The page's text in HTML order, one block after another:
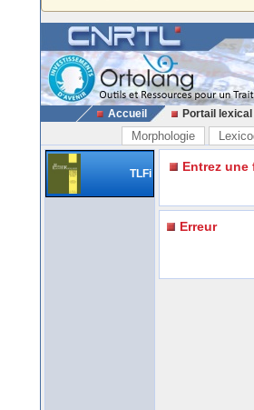
Accueil Portail lexical
Morphologie
TLFi Entrez une
Erreur